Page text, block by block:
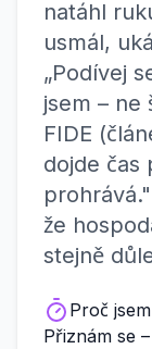
natáhl
usmál,
„Podívej
jsem – ne
FIDE
dojde čas
že
stejně
Proč
Přiznám se